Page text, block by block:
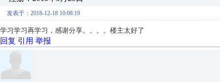
发表于：2018-12-18 10:08:19
学习学习再学习，感谢分享。。。。楼主太好了
回复 引用 举报